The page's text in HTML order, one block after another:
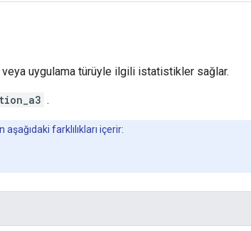
veya uygulama türüyle ilgili istatistikler sağlar.
.
farklılıkları içerir: